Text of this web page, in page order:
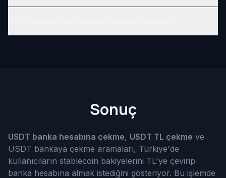
Sonuç
USDT banka hesabına çekme, USDT TL çekme ve
USDT bankaya çekme aramaları, Türkiye'de
kullanıcıların stablecoin bakiyelerini TL'ye çevirip
banka hesabına almak istediğini gösteriyor. Bu işlemde